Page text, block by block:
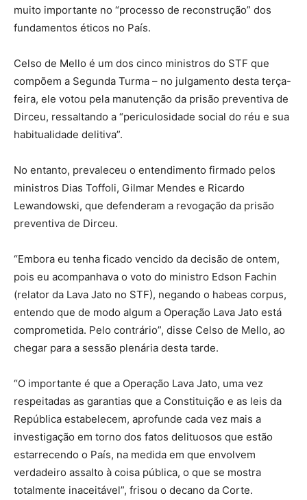
muito importante no “processo de reconstrução” dos
fundamentos éticos no País.
Celso de Mello é um dos cinco ministros do STF que
compõem a Segunda Turma – no julgamento desta terça-
feira, ele votou pela manutenção da prisão preventiva de
Dirceu, ressaltando a “periculosidade social do réu e sua
habitualidade delitiva”.
No entanto, prevaleceu o entendimento firmado pelos
ministros Dias Toffoli, Gilmar Mendes e Ricardo
Lewandowski, que defenderam a revogação da prisão
preventiva de Dirceu.
“Embora eu tenha ficado vencido da decisão de ontem,
pois eu acompanhava o voto do ministro Edson Fachin
(relator da Lava Jato no STF), negando o habeas corpus,
entendo que de modo algum a Operação Lava Jato está
comprometida. Pelo contrário”, disse Celso de Mello, ao
chegar para a sessão plenária desta tarde.
“O importante é que a Operação Lava Jato, uma vez
respeitadas as garantias que a Constituição e as leis da
República estabelecem, aprofunde cada vez mais a
investigação em torno dos fatos delituosos que estão
estarrecendo o País, na medida em que envolvem
verdadeiro assalto à coisa pública, o que se mostra
totalmente inaceitável”, frisou o decano da Corte.